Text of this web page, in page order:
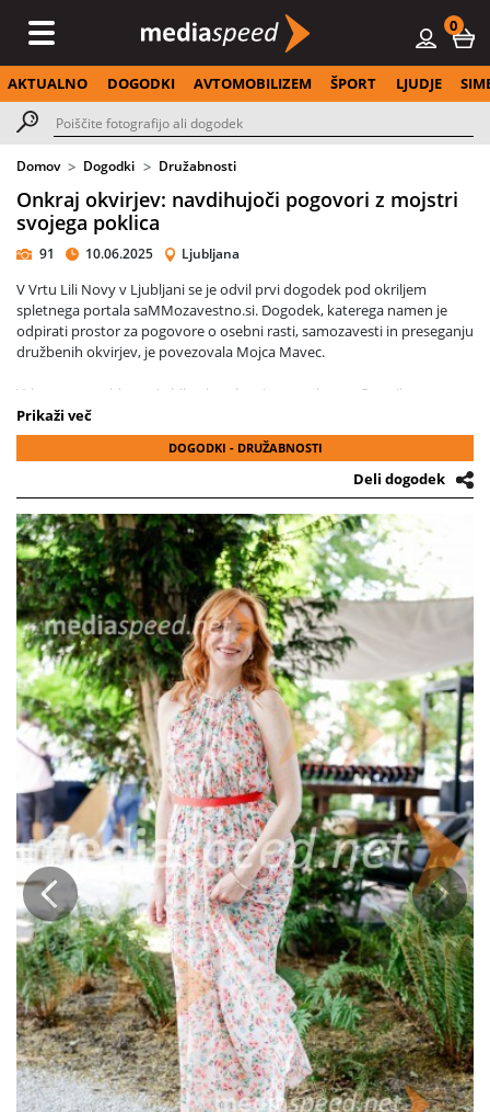
0
AKTUALNO DOGODKI AVTOMOBILIZEM ŠPORT LJUDJE
Domov Dogodki Družabnosti
Onkraj okvirjev: navdihujoči pogovori z mojstri
svojega poklica
91 10.06.2025 Ljubljana
V Vrtu Lili Novy v Ljubljani se je odvil prvi dogodek pod okriljem
spletnega portala saMMozavestno.si. Dogodek, katerega namen je
odpirati prostor za pogovore o osebni rasti, samozavesti in preseganju
družbenih okvirjev, je povezovala Mojca Mavec.
Vrhunec popoldneva je bila okrogla miza z naslovom Premikamo
Logiko, Osvajamo Omejene Misli, na kateri so sodelovali priznana
igralka Iva Krajnc Bagola, umetnik ličenja Felix Fox, in olimpijka Gloria
V navdihujočem pogovoru so z gostje razkrivali, kako so se v svojih
življenjih soočili z omejujočimi prepričanji ter jih uspešno preoblikovali
v gonilo osebne in poklicne moči.
Prikaži več
DOGODKI - DRUŽABNOSTI
Deli dogodek
Prejšnja